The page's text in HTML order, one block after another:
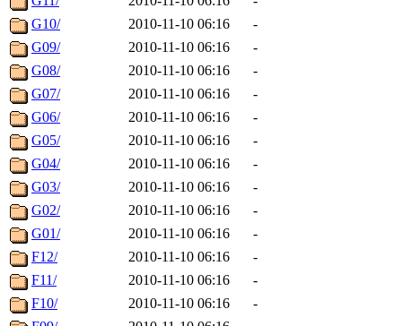
G10/
2010-11-10 06:16
-
G09/
2010-11-10 06:16
-
G08/
2010-11-10 06:16
-
G07/
2010-11-10 06:16
-
G06/
2010-11-10 06:16
-
G05/
2010-11-10 06:16
-
G04/
2010-11-10 06:16
-
G03/
2010-11-10 06:16
-
G02/
2010-11-10 06:16
-
G01/
2010-11-10 06:16
-
F12/
2010-11-10 06:16
-
F11/
2010-11-10 06:16
-
F10/
2010-11-10 06:16
-